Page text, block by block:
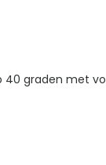
graden met